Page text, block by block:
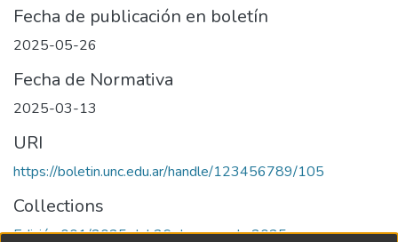
Fecha de publicación en boletín
2025-05-26
Fecha de Normativa
2025-03-13
URI
https://boletin.unc.edu.ar/handle/123456789/105
Collections
Edición 001/2025 del 26 de mayo de 2025